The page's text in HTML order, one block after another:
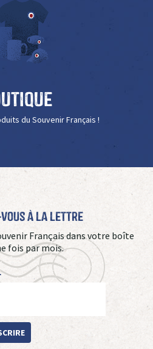
du Souvenir Français !
à La Lettre
Français dans votre boîte
fois par mois.